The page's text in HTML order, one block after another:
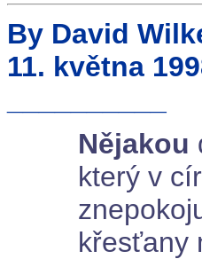
By David
11. května
Nějakou
který v
křesťany